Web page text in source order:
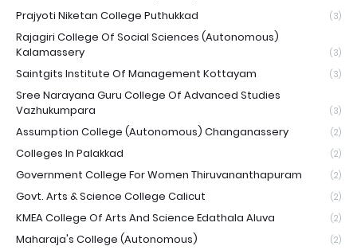
Prajyoti Niketan College Puthukkad (3)
Rajagiri College Of Social Sciences (Autonomous)
Kalamassery
(3)
Saintgits Institute Of Management Kottayam (3)
Sree Narayana Guru College Of Advanced Studies
Vazhukumpara
(3)
Assumption College (Autonomous) Changanassery (2)
Colleges In Palakkad (2)
Government College For Women Thiruvananthapuram (2)
Govt. Arts & Science College Calicut (2)
KMEA College Of Arts And Science Edathala Aluva (2)
Maharaja's College (Autonomous) (2)